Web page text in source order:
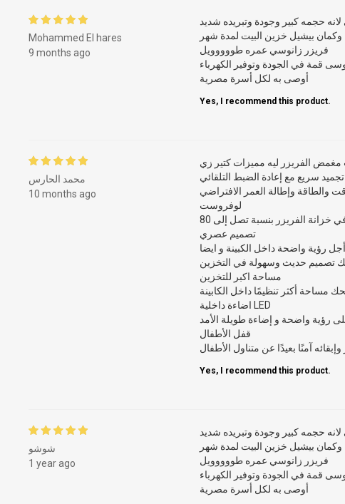
Mohammed El hares
9 months ago
حجمه كبير وجودة وتبريده شديد
وكمان بيشيل خزين البيت لمدة شهر
فريزر زانوسي عمره طووووويل
قمة في الجودة وتوفير الكهرباء
أوصى به لكل أسرة مصرية
Yes, I recommend this product.
محمد الحارس
10 months ago
وانت مغمض الفريزر ليه مميزات كتير زي :-
تجميد سريع مع إعادة الضبط التلقائي
والطاقة وإطالة العمر الافتراضي
لوفروست
لوفروست- تقلل من تكوين الثلج في خزانة الفريزر بنسبة تصل إلى 80٪
تصميم عصري
رؤية واضحة داخل الكبينة و ايضا
تصميم حديث وسهولة في التخزين
مساحة اكبر للتخزين
أكثر تنظيمًا داخل الكابينة
اضاءة داخلية LED
رؤية واضحة و إضاءة طويلة الأمد
قفل الأطفال
آمنًا بعيدًا عن متناول الأطفال
Yes, I recommend this product.
شوشو
1 year ago
حجمه كبير وجودة وتبريده شديد
وكمان بيشيل خزين البيت لمدة شهر
فريزر زانوسي عمره طووووويل
قمة في الجودة وتوفير الكهرباء
أوصى به لكل أسرة مصرية